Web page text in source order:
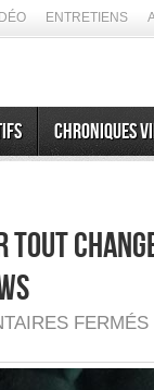
ENTRETIENS
Chroniques
tout
FERMÉS
«